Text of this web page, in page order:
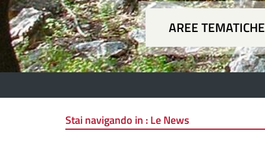
AREE TEMATICHE
Stai navigando in :Le News